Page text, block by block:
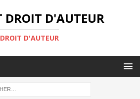
DROIT D'AUTEUR
DROIT D'AUTEUR